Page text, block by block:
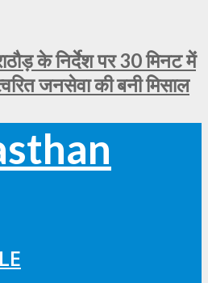
के निर्देश पर 30 मिनट में
जनसेवा की बनी मिसाल